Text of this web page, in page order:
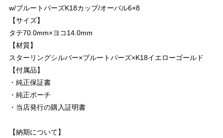
w/ブルートパーズK18カップ/オーバル6×8
【サイズ】
タテ70.0mm×ヨコ14.0mm
【材質】
スターリングシルバー×ブルートパーズ×K18イエローゴールド
【付属品】
・純正保証書
・純正ポーチ
・当店発行の購入証明書
【納期について】